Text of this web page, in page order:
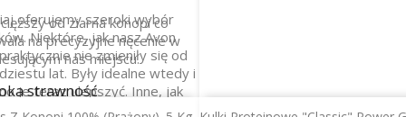
oferujemy szeroki wybór
Niektóre, jak nasz Avon
nie zmieniły się od
lat. Były idealne wtedy i
je teraz ulepszyć. Inne, jak
Trebuchet UFR, ucieleśniają
od ziarna konopi co
na precyzyjne nęcenie w
nas miejscu.
strawność
oleistość